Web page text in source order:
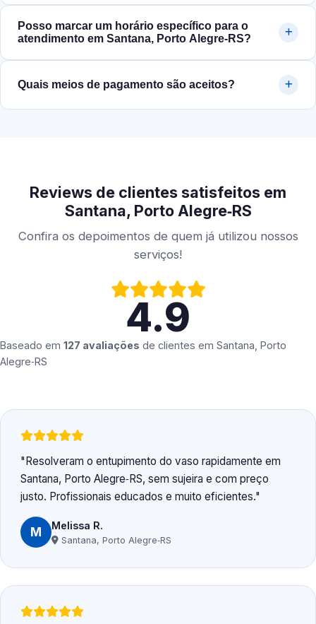
Posso marcar um horário específico para o
atendimento em Santana, Porto Alegre‑RS?
Quais meios de pagamento são aceitos?
Reviews de clientes satisfeitos em
Santana, Porto Alegre‑RS
Confira os depoimentos de quem já utilizou nossos
serviços!
4.9
Baseado em 127 avaliações de clientes em Santana, Porto
Alegre‑RS
Resolveram o entupimento do vaso rapidamente em
Santana, Porto Alegre‑RS, sem sujeira e com preço
justo. Profissionais educados e muito eficientes.
M Melissa R.
Santana, Porto Alegre‑RS